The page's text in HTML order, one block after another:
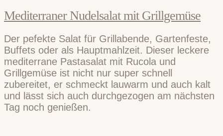
Mediterraner Nudelsalat mit Grillgemüse
Der pefekte Salat für Grillabende, Gartenfeste,
Buffets oder als Hauptmahlzeit. Dieser leckere
mediterrane Pastasalat mit Rucola und
Grillgemüse ist nicht nur super schnell
zubereitet, er schmeckt lauwarm und auch kalt
und lässt sich auch durchgezogen am nächsten
Tag noch genießen.